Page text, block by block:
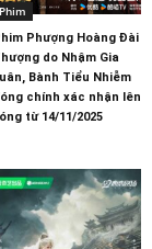
Phim
Phượng Hoàng Đài
do Nhậm Gia
Bành Tiểu Nhiễm
chính xác nhận lên
từ 14/11/2025